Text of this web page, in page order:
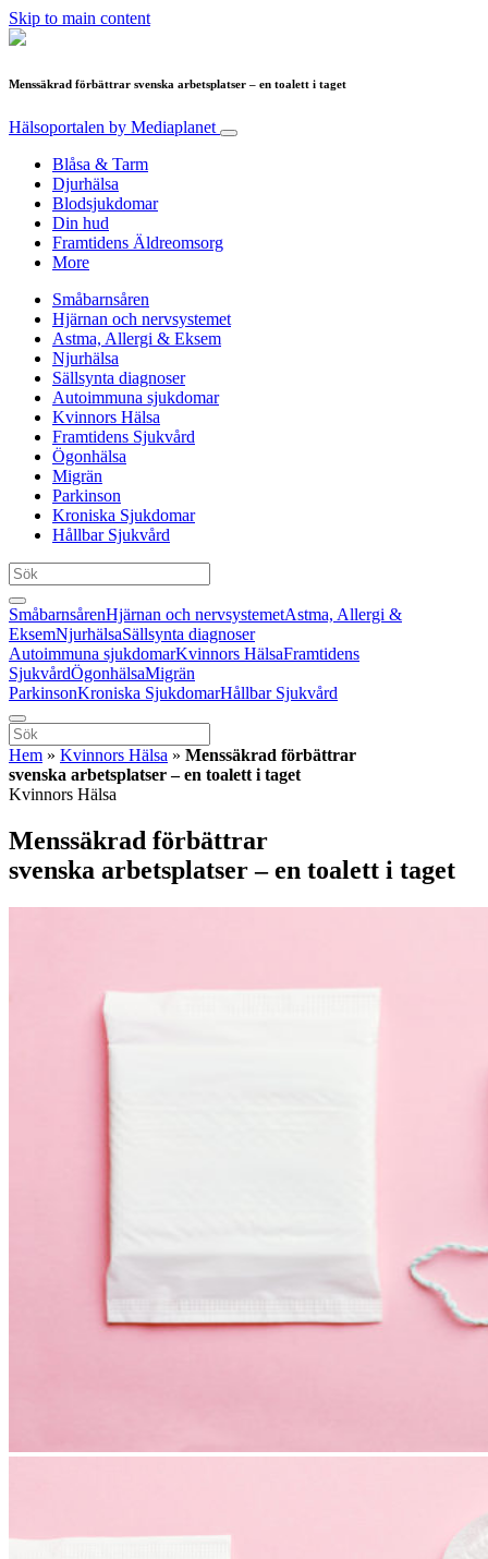
Skip to main content
Menssäkrad förbättrar svenska arbetsplatser – en toalett i taget
Hälsoportalen by Mediaplanet
Blåsa & Tarm
Djurhälsa
Blodsjukdomar
Din hud
Framtidens Äldreomsorg
More
Småbarnsåren
Hjärnan och nervsystemet
Astma, Allergi & Eksem
Njurhälsa
Sällsynta diagnoser
Autoimmuna sjukdomar
Kvinnors Hälsa
Framtidens Sjukvård
Ögonhälsa
Migrän
Parkinson
Kroniska Sjukdomar
Hållbar Sjukvård
SmåbarnsårenHjärnan och nervsystemetAstma, Allergi &
EksemNjurhälsaSällsynta diagnoser
Autoimmuna sjukdomarKvinnors HälsaFramtidens
SjukvårdÖgonhälsaMigrän
ParkinsonKroniska SjukdomarHållbar Sjukvård
Hem » Kvinnors Hälsa » Menssäkrad förbättrar
svenska arbetsplatser – en toalett i taget
Kvinnors Hälsa
Menssäkrad förbättrar
svenska arbetsplatser – en toalett i taget